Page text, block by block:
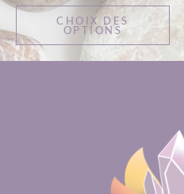
CHOIX DES
OPTIONS